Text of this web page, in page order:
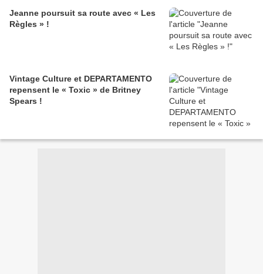
Jeanne poursuit sa route avec « Les
Règles » !
Vintage Culture et DEPARTAMENTO
repensent le « Toxic » de Britney
Spears !